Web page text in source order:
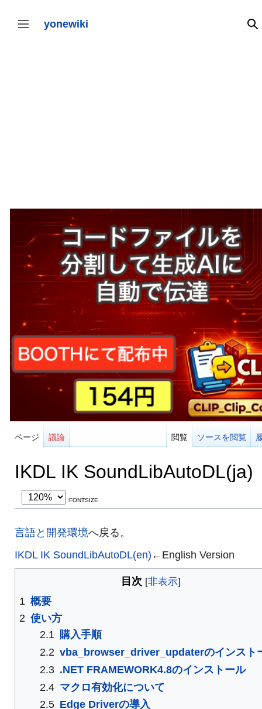
テ
サイドバーの切り替え yonewiki 検
ページ 議論 閲覧 ソースを閲覧
IKDL IK SoundLibAutoDL(ja)
:FONTSIZE
言語と開発環境へ戻る。
IKDL IK SoundLibAutoDL(en)←English Version
目次
1 概要
2 使い方
2.1 購入手順
2.2 vba_browser_driver_updaterのインスト
2.3 .NET FRAMEWORK4.8のインストール
2.4 マクロ有効化について
2.5 Edge Driverの導入